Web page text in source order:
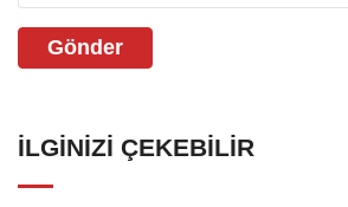
Gönder
İLGINIZI ÇEKEBILIR